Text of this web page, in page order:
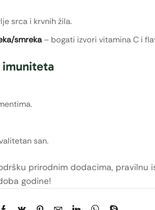
srca i krvnih žila.
smreka– bogati izvori vitamina C i
imuniteta
san.
prirodnim dodacima, pravilnu
godine!